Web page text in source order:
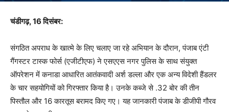
चंडीगढ़, 16 दिसंबर:
संगठित अपराध के खात्मे के लिए चलाए जा रहे अभियान के दौरान, पंजाब एंटी
गैंगस्टर टास्क फोर्स (एजीटीएफ) ने एसएएस नगर पुलिस के साथ संयुक्त
ऑपरेशन में कनाडा आधारित आतंकवादी अर्श डल्ला और एक अन्य विदेशी हैंडलर
के चार सहयोगियों को गिरफ्तार किया है। उनके कब्जे से .32 बोर की तीन
पिस्तौल और 16 कारतूस बरामद किए गए। यह जानकारी पंजाब के डीजीपी गौरव